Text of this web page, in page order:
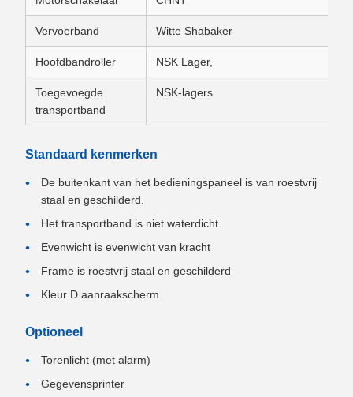
Vervoerband Witte Shabaker
Hoofdbandroller NSK Lager,
Toegevoegde
transportband
NSK-lagers
Standaard kenmerken
De buitenkant van het bedieningspaneel is van roestvrij
staal en geschilderd.
Het transportband is niet waterdicht.
Evenwicht is evenwicht van kracht
Frame is roestvrij staal en geschilderd
Kleur D aanraakscherm
Optioneel
Torenlicht (met alarm)
Gegevensprinter